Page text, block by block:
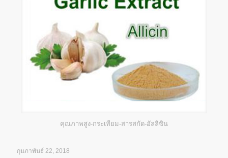
คุณภาพสูง-กระเทียม-สารสกัด-อัลลิซิน
กุมภาพันธ์ 22, 2018